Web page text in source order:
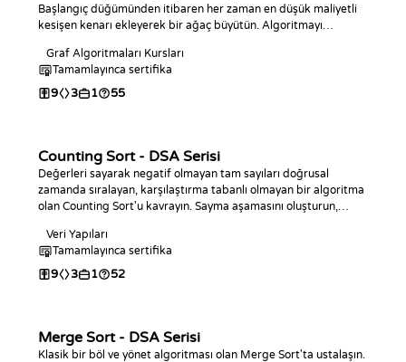
Başlangıç düğümünden itibaren her zaman en düşük maliyetli
kesişen kenarı ekleyerek bir ağaç büyütün. Algoritmayı
kenarı ile bağlantısallık sorgularını yanıtlayın.
Graf Algoritmaları Kursları
Tamamlayınca sertifika
9 3 1 55
Counting Sort - DSA Serisi
Değerleri sayarak negatif olmayan tam sayıları doğrusal
zamanda sıralayan, karşılaştırma tabanlı olmayan bir algoritma
olan Counting Sort'u kavrayın. Sayma aşamasını oluşturun,
yazın, O(n + k) karmaşıklığını analiz edin ve kodlama
görevleriyle pratik yapın.
Veri Yapıları
Tamamlayınca sertifika
9 3 1 52
Merge Sort - DSA Serisi
Klasik bir böl ve yönet algoritması olan Merge Sort'ta ustalaşın.